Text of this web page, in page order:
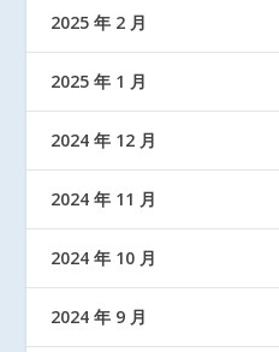
2025 年 2 月
2025 年 1 月
2024 年 12 月
2024 年 11 月
2024 年 10 月
2024 年 9 月